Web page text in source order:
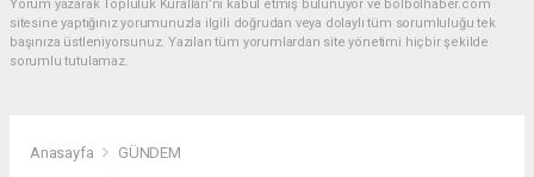
Yorum yazarak Topluluk Kuralları’nı kabul etmiş bulunuyor ve bolbolhaber.com
sitesine yaptığınız yorumunuzla ilgili doğrudan veya dolaylı tüm sorumluluğu tek
başınıza üstleniyorsunuz. Yazılan tüm yorumlardan site yönetimi hiçbir şekilde
sorumlu tutulamaz.
Anasayfa GÜNDEM